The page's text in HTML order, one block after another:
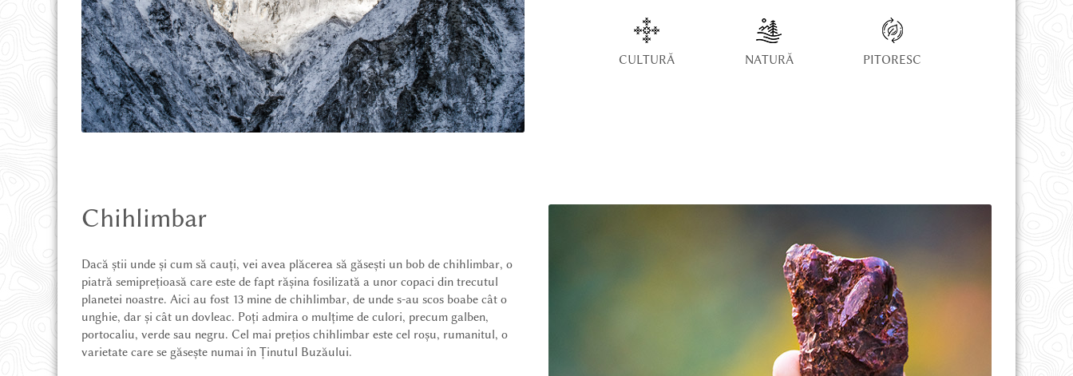
CULTURĂ NATURĂ PITORESC
Chihlimbar
Dacă știi unde și cum să cauți, vei avea plăcerea să găsești un bob de chihlimbar, o
piatră semiprețioasă care este de fapt rășina fosilizată a unor copaci din trecutul
planetei noastre. Aici au fost 13 mine de chihlimbar, de unde s-au scos boabe cât o
unghie, dar și cât un dovleac. Poți admira o mulțime de culori, precum galben,
portocaliu, verde sau negru. Cel mai prețios chihlimbar este cel roșu, rumanitul, o
varietate care se găsește numai în Ținutul Buzăului.